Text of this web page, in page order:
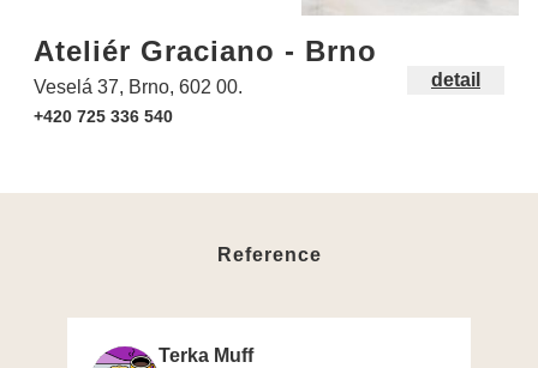
Ateliér Graciano - Brno
Veselá 37, Brno, 602 00.
+420 725 336 540
detail
Reference
Terka Muff